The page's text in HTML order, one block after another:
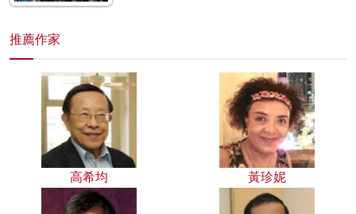
推薦作家
高希均 黃珍妮